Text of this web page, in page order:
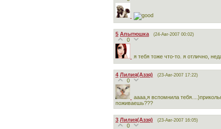
5 Апытюшка (24-Авг-2007 00:02)
0
я тебя тоже что-то. я отлично,
4 Лилия(Аззя) (23-Авг-2007 17:22)
0
аааа,я вспомнила
поживаешь???
3 Лилия(Аззя) (23-Авг-2007 16:05)
0